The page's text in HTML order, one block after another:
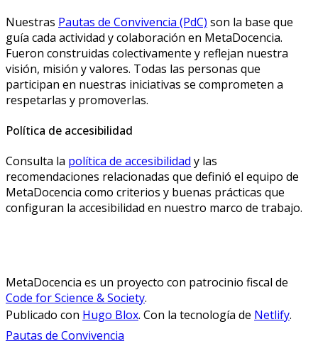
Nuestras Pautas de Convivencia (PdC) son la base que
guía cada actividad y colaboración en MetaDocencia.
Fueron construidas colectivamente y reflejan nuestra
visión, misión y valores. Todas las personas que
participan en nuestras iniciativas se comprometen a
respetarlas y promoverlas.
Política de accesibilidad
Consulta la política de accesibilidad y las
recomendaciones relacionadas que definió el equipo de
MetaDocencia como criterios y buenas prácticas que
configuran la accesibilidad en nuestro marco de trabajo.
MetaDocencia es un proyecto con patrocinio fiscal de
Code for Science & Society.
Publicado con Hugo Blox. Con la tecnología de Netlify.
Pautas de Convivencia